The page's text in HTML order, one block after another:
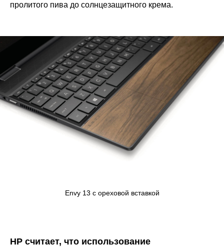
пролитого пива до солнцезащитного крема.
Envy 13 с ореховой вставкой
HP считает, что использование